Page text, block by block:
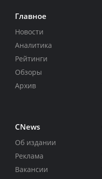
Главное
Новости
Аналитика
Рейтинги
Обзоры
Архив
CNews
Об издании
Реклама
Вакансии